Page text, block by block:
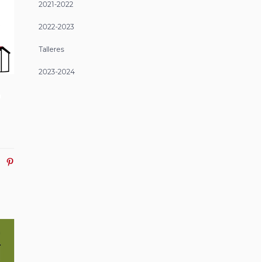
2021-2022
2022-2023
Talleres
2023-2024